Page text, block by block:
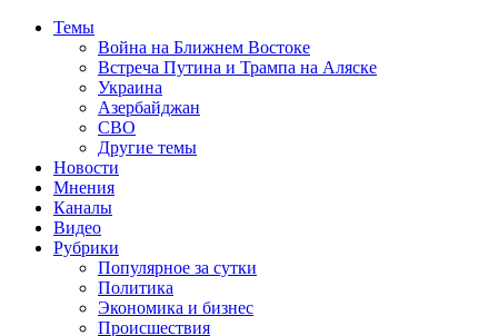
Темы
Война на Ближнем Востоке
Встреча Путина и Трампа на Аляске
Украина
Азербайджан
СВО
Другие темы
Новости
Мнения
Каналы
Видео
Рубрики
Популярное за сутки
Политика
Экономика и бизнес
Происшествия